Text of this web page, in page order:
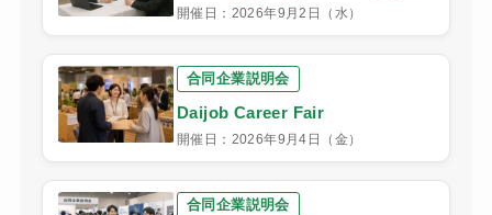
開催日：2026年9月2日（水）
合同企業説明会
Daijob Career Fair
開催日：2026年9月4日（金）
合同企業説明会